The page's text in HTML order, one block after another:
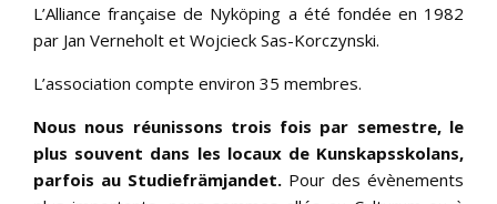
L’Alliance française de Nyköping a été fondée en 1982
par Jan Verneholt et Wojcieck Sas-Korczynski.
L’association compte environ 35 membres.
Nous nous réunissons trois fois par semestre, le
plus souvent dans les locaux de Kunskapsskolans,
parfois au Studiefrämjandet. Pour des évènements